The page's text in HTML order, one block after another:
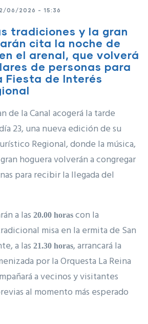
06/2026 - 15:36
tradiciones y la gran
cita la noche de
el arenal, que volverá
de personas para
Fiesta de Interés
de la Canal acogerá la tarde
23, una nueva edición de su
Regional, donde la música,
hoguera volverán a congregar
para recibir la llegada del
a las 20.00 horas con la
misa en la ermita de San
a las 21.30 horas, arrancará la
por la Orquesta La Reina
a vecinos y visitantes
al momento más esperado